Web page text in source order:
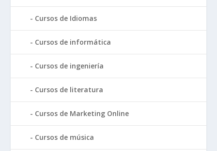
Cursos de Idiomas
Cursos de informática
Cursos de ingeniería
Cursos de literatura
Cursos de Marketing Online
Cursos de música